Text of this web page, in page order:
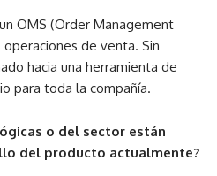
OMS (Order Management
de venta. Sin
hacia una herramienta de
para toda la compañía.
o del sector están
del producto actualmente?